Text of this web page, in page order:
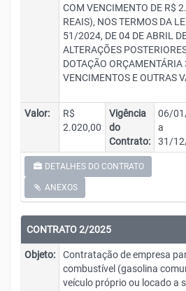
COM VENCIMENTO DE R$
REAIS), NOS TERMOS DA
51/2024, DE 04 DE ABRIL
ALTERAÇÕES
DOTAÇÃO
VENCIMENTOS E OUTRAS
Valor:
R$
2.020,00
Vigência
do
Contrato:
06/
a
31/
DETALHES DO CONTRATO
ANEXOS
CONTRATO 2/2025
Objeto:
Contratação de empresa
combustível (gasolina
veículo próprio ou locado a